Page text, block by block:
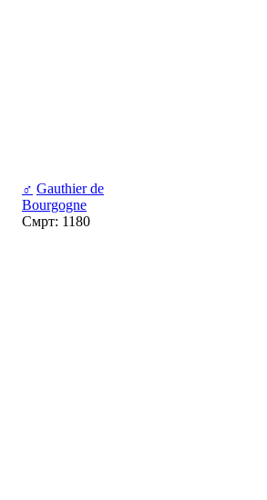
♂ Gauthier de
Bourgogne
Смрт: 1180